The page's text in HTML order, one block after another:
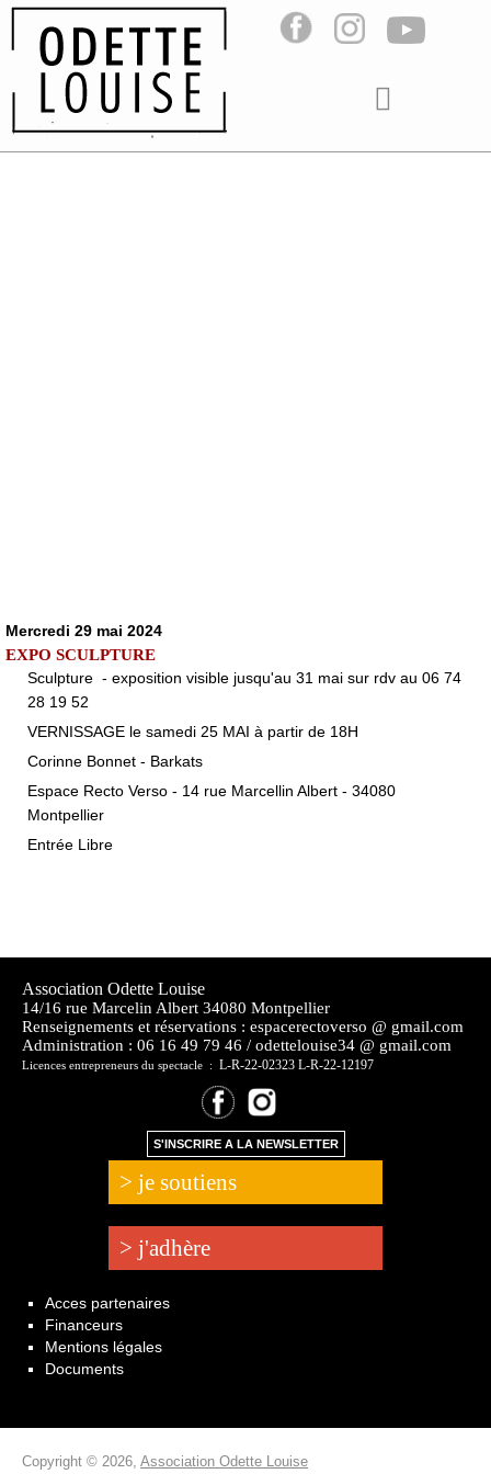
Mercredi 29 mai 2024
EXPO SCULPTURE
Sculpture - exposition visible jusqu'au 31 mai sur rdv au 06 74
28 19 52
VERNISSAGE le samedi 25 MAI à partir de 18H
Corinne Bonnet - Barkats
Espace Recto Verso - 14 rue Marcellin Albert - 34080
Montpellier
Entrée Libre
Association Odette Louise
14/16 rue Marcelin Albert 34080 Montpellier
Renseignements et réservations : espacerectoverso @ gmail.com
Administration : 06 16 49 79 46 / odettelouise34 @ gmail.com
Licences entrepreneurs du spectacle : L-R-22-02323 L-R-22-12197
S'INSCRIRE A LA NEWSLETTER
> je soutiens
> j'adhère
Acces partenaires
Financeurs
Mentions légales
Documents
Copyright © 2026, Association Odette Louise